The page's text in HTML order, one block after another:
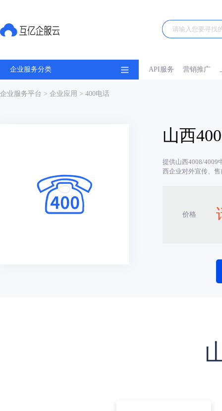
企业服务分类 API服务 营销推广
企业服务平台 > 企业应用 > 400电话
山西
提供山西4008/4009
西企业对外宣传、
价格